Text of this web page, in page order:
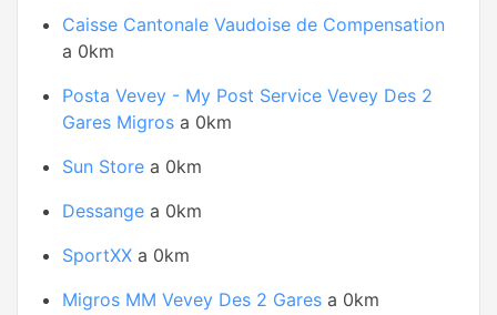
Caisse Cantonale Vaudoise de Compensation
a 0km
Posta Vevey - My Post Service Vevey Des 2
Gares Migros a 0km
Sun Store a 0km
Dessange a 0km
SportXX a 0km
Migros MM Vevey Des 2 Gares a 0km